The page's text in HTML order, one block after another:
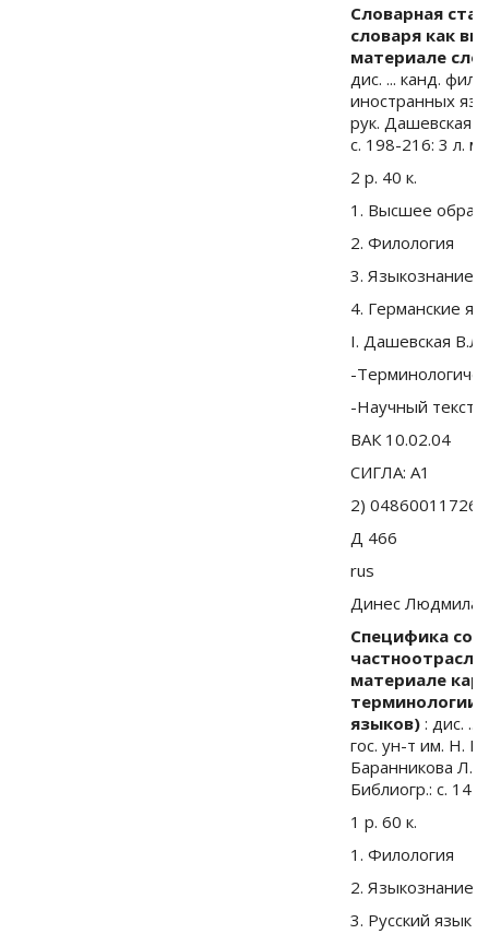
Словарная
словаря как
материале
дис. ... канд.
иностранных
рук. Дашевская
с. 198-216: 3 л.
2 р. 40 к.
1. Высшее
2. Филология
3. Языкознание
4. Германские
I. Дашевская В.Л.
-
-Научный текст
ВАК 10.02.04
СИГЛА: A1
2) 04860011726
Д 466
rus
Динес Людмила
Специфика
материале
терминологии
языков) : дис. ...
гос. ун-т им. Н.
Баранникова
Библиогр.: с.
1 р. 60 к.
1. Филология
2. Языкознание
3. Русский язык